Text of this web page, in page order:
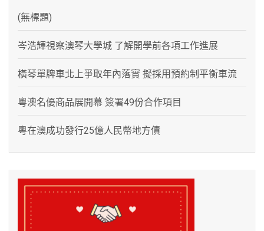
(無標題)
岑浩輝視察澳琴大學城 了解開學前各項工作進展
橫琴單牌車北上爭取年內落實 擬採用預約制平衡車流
粵澳名優商品展開幕 簽署49份合作項目
粵在澳成功發行25億人民幣地方債